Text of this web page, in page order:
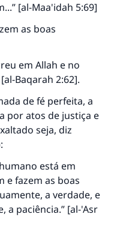
[al-Maa'idah 5:69]
as boas
em Allah e no
Baqarah 2:62].
de fé perfeita, a
por atos de justiça e
seja, diz
está em
e fazem as boas
a verdade, e
a paciência.” [al-'Asr
salvou um